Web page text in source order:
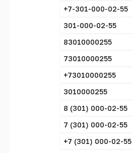
+7-301-000-02-55
301-000-02-55
83010000255
73010000255
+73010000255
3010000255
8 (301) 000-02-55
7 (301) 000-02-55
+7 (301) 000-02-55